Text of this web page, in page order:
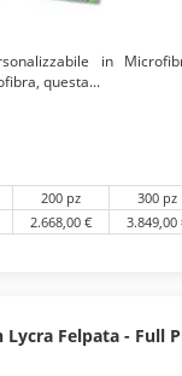
in
questa...
200 pz 300 pz
2.668,00 € 3.849,00
Lycra Felpata - Full